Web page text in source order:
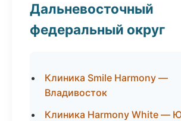
Дальневосточный
федеральный округ
Клиника Smile Harmony —
Владивосток
Клиника Harmony White —